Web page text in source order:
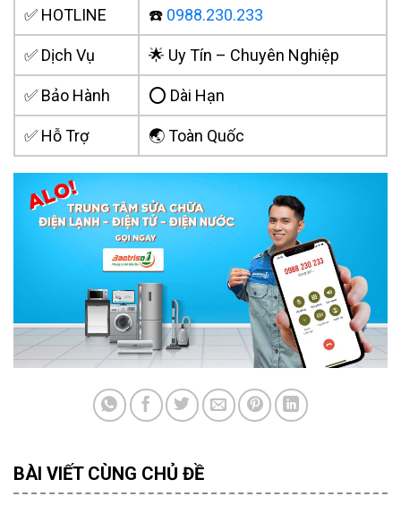
✅ HOTLINE ☎️ 0988.230.233
✅ Dịch Vụ 🌟 Uy Tín – Chuyên Nghiệp
✅ Bảo Hành ⭕ Dài Hạn
✅ Hỗ Trợ 🌏 Toàn Quốc
BÀI VIẾT CÙNG CHỦ ĐỀ